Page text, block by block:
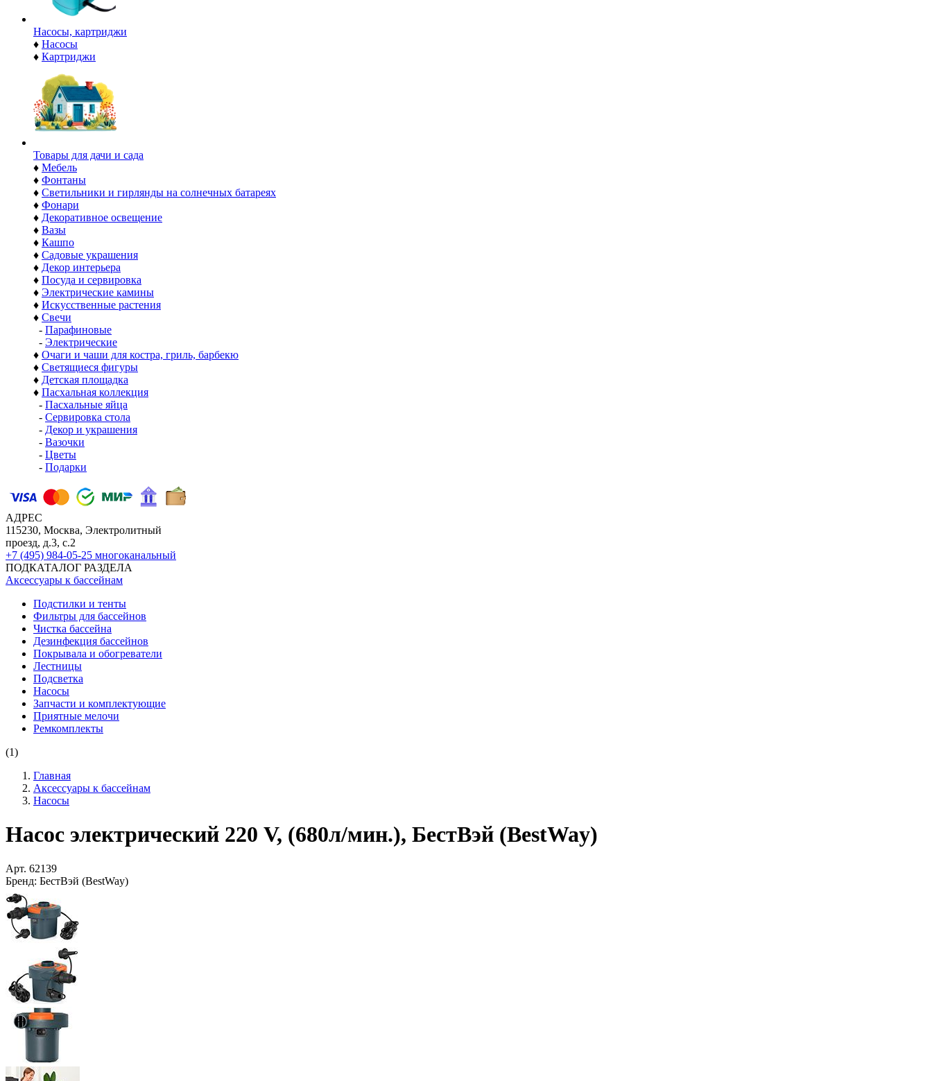
Насосы, картриджи
♦ Насосы
♦ Картриджи
Товары для дачи и сада
♦ Мебель
♦ Фонтаны
♦ Светильники и гирлянды на солнечных батареях
♦ Фонари
♦ Декоративное освещение
♦ Вазы
♦ Кашпо
♦ Садовые украшения
♦ Декор интерьера
♦ Посуда и сервировка
♦ Электрические камины
♦ Искусственные растения
♦ Свечи
- Парафиновые
- Электрические
♦ Очаги и чаши для костра, гриль, барбекю
♦ Светящиеся фигуры
♦ Детская площадка
♦ Пасхальная коллекция
- Пасхальные яйца
- Сервировка стола
- Декор и украшения
- Вазочки
- Цветы
- Подарки
АДРЕС
115230, Москва, Электролитный
проезд, д.3, с.2
+7 (495) 984-05-25 многоканальный
ПОДКАТАЛОГ РАЗДЕЛА
Аксессуары к бассейнам
Подстилки и тенты
Фильтры для бассейнов
Чистка бассейна
Дезинфекция бассейнов
Покрывала и обогреватели
Лестницы
Подсветка
Насосы
Запчасти и комплектующие
Приятные мелочи
Ремкомплекты
(1)
Главная
Аксессуары к бассейнам
Насосы
Насос электрический 220 V, (680л/мин.), БестВэй (BestWay)
Арт. 62139
Бренд: БестВэй (BestWay)